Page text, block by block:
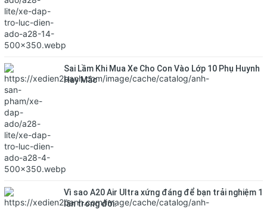
Sai Lầm Khi Mua Xe Cho Con Vào Lớp 10 Phụ Huynh
Hay Mắc
Vì sao A20 Air Ultra xứng đáng để bạn trải nghiệm 1
lần trong đời.